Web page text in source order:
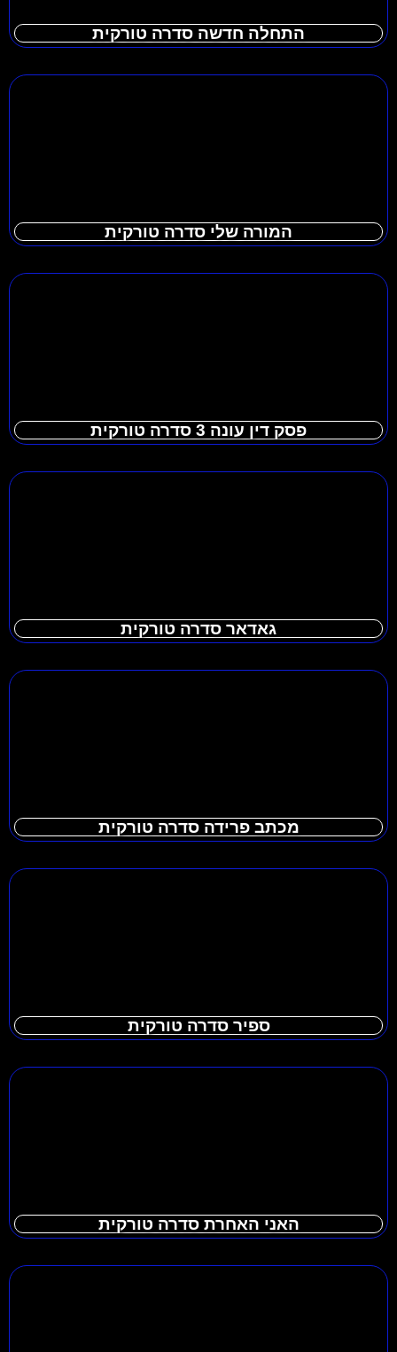
התחלה חדשה סדרה טורקית
המורה שלי סדרה טורקית
פסק דין עונה 3 סדרה טורקית
גאדאר סדרה טורקית
מכתב פרידה סדרה טורקית
ספיר סדרה טורקית
האני האחרת סדרה טורקית